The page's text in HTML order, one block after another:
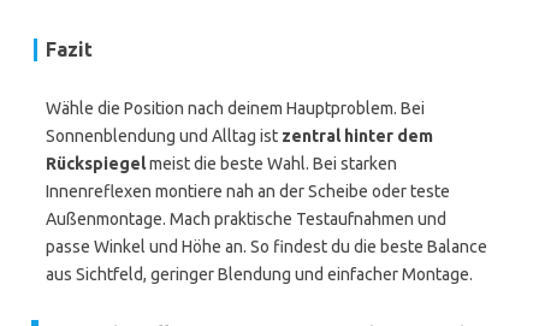
Fazit
Wähle die Position nach deinem Hauptproblem. Bei
Sonnenblendung und Alltag ist zentral hinter dem
Rückspiegelmeist die beste Wahl. Bei starken
Innenreflexen montiere nah an der Scheibe oder teste
Außenmontage. Mach praktische Testaufnahmen und
passe Winkel und Höhe an. So findest du die beste Balance
aus Sichtfeld, geringer Blendung und einfacher Montage.